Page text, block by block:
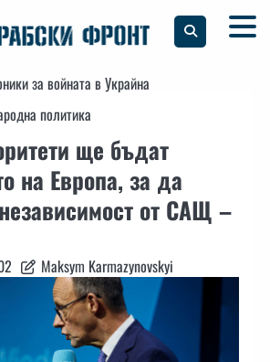
за войната в Украйна
политика
ще бъдат
на Европа, за да
от САЩ –
Maksym Karmazynovskyi